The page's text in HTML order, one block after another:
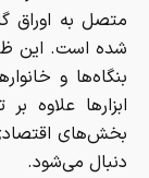
در زمینه
که سیاست‌گذار
یعنی کنترل
مواجه است و بر